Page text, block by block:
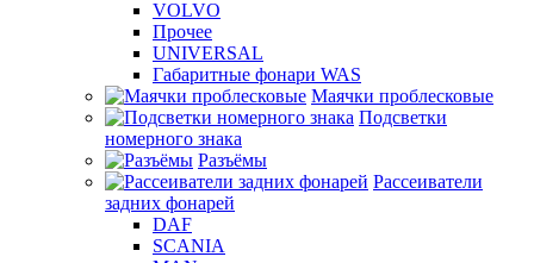
VOLVO
Прочее
UNIVERSAL
Габаритные фонари WAS
Маячки проблесковые
Подсветки
номерного знака
Разъёмы
Рассеиватели
задних фонарей
DAF
SCANIA